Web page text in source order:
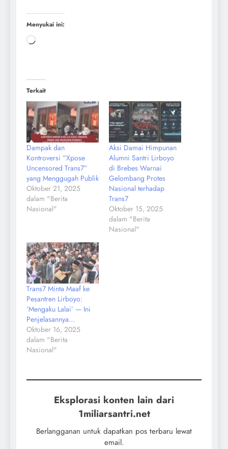
Menyukai ini:
Terkait
Dampak dan
Kontroversi “Xpose
Uncensored Trans7”
yang Menggugah Publik
Oktober 21, 2025
dalam "Berita
Nasional"
Aksi Damai Himpunan
Alumni Santri Lirboyo
di Brebes Warnai
Gelombang Protes
Nasional terhadap
Trans7
Oktober 15, 2025
dalam "Berita
Nasional"
Trans7 Minta Maaf ke
Pesantren Lirboyo:
‘Mengaku Lalai’ — Ini
Penjelasannya…
Oktober 16, 2025
dalam "Berita
Nasional"
Eksplorasi konten lain dari
1miliarsantri.net
Berlangganan untuk dapatkan pos terbaru lewat
email.